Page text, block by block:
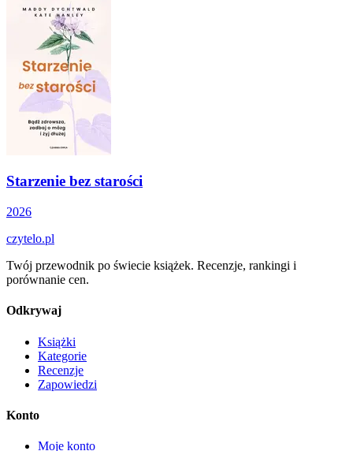
Starzenie bez starości
2026
czytelo.pl
Twój przewodnik po świecie książek. Recenzje, rankingi i
porównanie cen.
Odkrywaj
Książki
Kategorie
Recenzje
Zapowiedzi
Konto
Moje konto